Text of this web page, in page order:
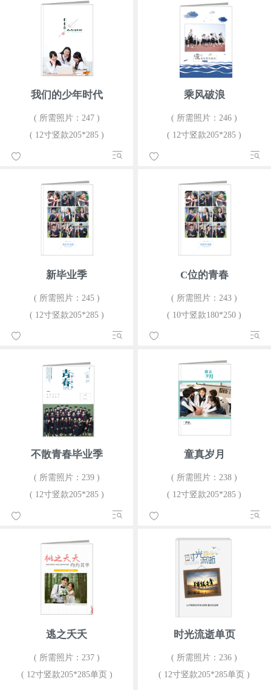
我们的少年时代
( 所需照片：247 )
( 12寸竖款205*285 )
乘风破浪
( 所需照片：246 )
( 12寸竖款205*285 )
新毕业季
( 所需照片：245 )
( 12寸竖款205*285 )
C位的青春
( 所需照片：243 )
( 10寸竖款180*250 )
不散青春毕业季
( 所需照片：239 )
( 12寸竖款205*285 )
童真岁月
( 所需照片：238 )
( 12寸竖款205*285 )
逃之夭夭
( 所需照片：237 )
( 12寸竖款205*285单页 )
时光流逝单页
( 所需照片：236 )
( 12寸竖款205*285单页 )